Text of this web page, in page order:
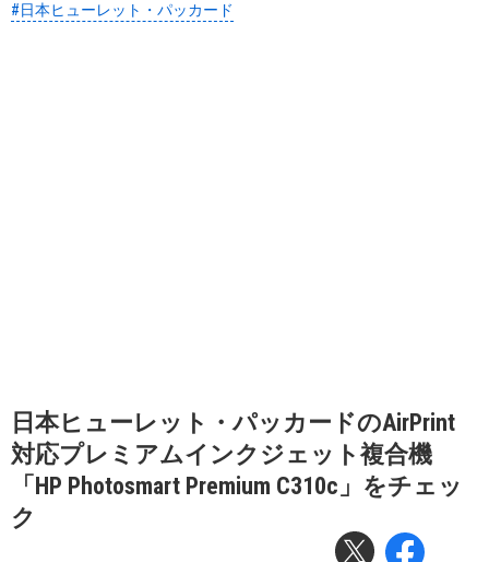
#日本ヒューレット・パッカード
日本ヒューレット・パッカードのAirPrint
対応プレミアムインクジェット複合機
「HP Photosmart Premium C310c」をチェッ
ク